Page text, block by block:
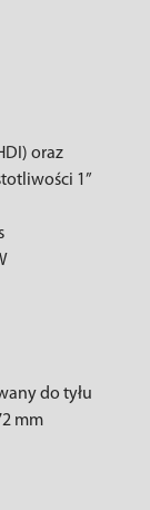
oraz
1”
do tyłu
mm